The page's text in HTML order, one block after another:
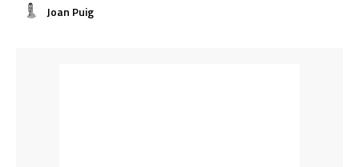
Joan Puig